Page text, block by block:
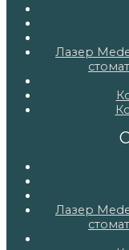
Лазер
Лазер